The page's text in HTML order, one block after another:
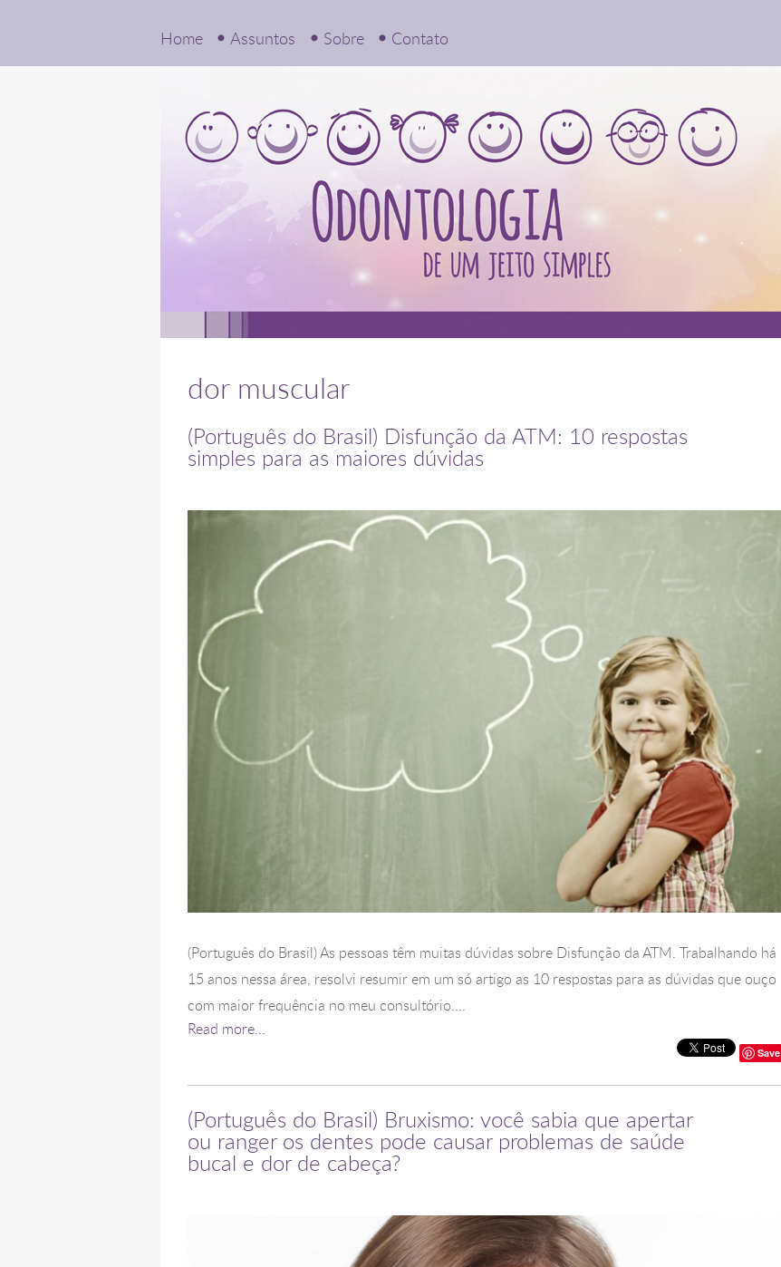
Home Assuntos Sobre Contato
dor muscular
(Português do Brasil) Disfunção da ATM: 10 respostas
simples para as maiores dúvidas
(Português do Brasil) As pessoas têm muitas dúvidas sobre Disfunção da ATM. Trabalhando há
15 anos nessa área, resolvi resumir em um só artigo as 10 respostas para as dúvidas que ouço
com maior frequência no meu consultório....
Read more...
Save
(Português do Brasil) Bruxismo: você sabia que apertar
ou ranger os dentes pode causar problemas de saúde
bucal e dor de cabeça?